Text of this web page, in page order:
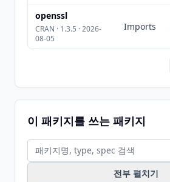
openssl
CRAN · 1.3.5 · 2026-
08-05
Imports
이 패키지를 쓰는 패키지
전부 펼치기